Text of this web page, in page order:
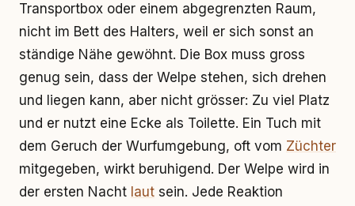
Transportbox oder einem abgegrenzten Raum,
nicht im Bett des Halters, weil er sich sonst an
ständige Nähe gewöhnt. Die Box muss gross
genug sein, dass der Welpe stehen, sich drehen
und liegen kann, aber nicht grösser: Zu viel Platz
und er nutzt eine Ecke als Toilette. Ein Tuch mit
dem Geruch der Wurfumgebung, oft vom Züchter
mitgegeben, wirkt beruhigend. Der Welpe wird in
der ersten Nacht laut sein. Jede Reaktion